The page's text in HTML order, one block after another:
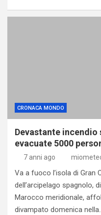
CRONACA MONDO
Devastante incendio
evacuate 5000
7 anni ago
Va a fuoco l’isola di Gran
dell’arcipelago spagnolo,
Marocco meridionale,
divampato domenica